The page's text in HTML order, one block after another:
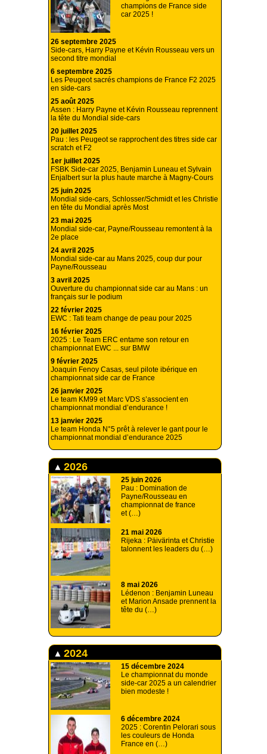
champions de France side
car 2025 !
26 septembre 2025
Side-cars, Harry Payne et Kévin Rousseau vers un
second titre mondial
6 septembre 2025
Les Peugeot sacrés champions de France F2 2025
en side-cars
25 août 2025
Assen : Harry Payne et Kévin Rousseau reprennent
la tête du Mondial side-cars
20 juillet 2025
Pau : les Peugeot se rapprochent des titres side car
scratch et F2
1er juillet 2025
FSBK Side-car 2025, Benjamin Luneau et Sylvain
Enjalbert sur la plus haute marche à Magny-Cours
25 juin 2025
Mondial side-cars, Schlosser/Schmidt et les Christie
en tête du Mondial après Most
23 mai 2025
Mondial side-car, Payne/Rousseau remontent à la
2e place
24 avril 2025
Mondial side-car au Mans 2025, coup dur pour
Payne/Rousseau
3 avril 2025
Ouverture du championnat side car au Mans : un
français sur le podium
22 février 2025
EWC : Tati team change de peau pour 2025
16 février 2025
2025 : Le Team ERC entame son retour en
championnat EWC ... sur BMW
9 février 2025
Joaquin Fenoy Casas, seul pilote ibérique en
championnat side car de France
26 janvier 2025
Le team KM99 et Marc VDS s’associent en
championnat mondial d’endurance !
13 janvier 2025
Le team Honda N°5 prêt à relever le gant pour le
championnat mondial d’endurance 2025
2026
25 juin 2026
Pau : Domination de
Payne/Rousseau en
championnat de france
et (…)
21 mai 2026
Rijeka : Päivärinta et Christie
talonnent les leaders du (…)
8 mai 2026
Lédenon : Benjamin Luneau
et Marion Ansade prennent la
tête du (…)
2024
15 décembre 2024
Le championnat du monde
side-car 2025 a un calendrier
bien modeste !
6 décembre 2024
2025 : Corentin Pelorari sous
les couleurs de Honda
France en (…)